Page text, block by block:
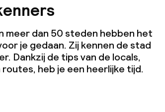
meer dan 50 steden hebben het
je gedaan. Zij kennen de stad
Dankzij de tips van de locals,
heb je een heerlijke tijd.